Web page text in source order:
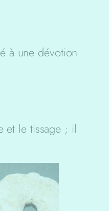
à une dévotion
et le tissage ; il